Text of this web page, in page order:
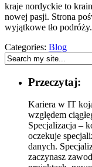
kraje nordyckie to
nowej pasji. Strona
wyjątkowe tło
Categories: Blog
Przeczytaj:
Kariera w IT
względem
Specjalizacja –
oczekuje
danych.
zaczynasz